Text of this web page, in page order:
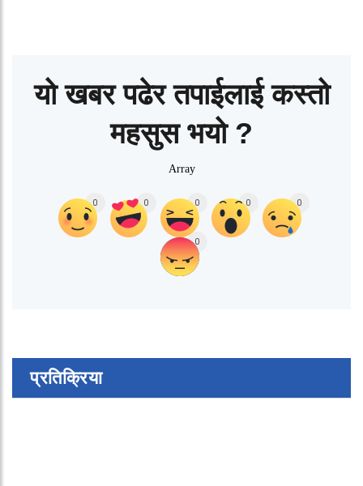
यो खबर पढेर तपाईलाई कस्तो
महसुस भयो ?
Array
0 0 0 0 0
0
प्रतिक्रिया